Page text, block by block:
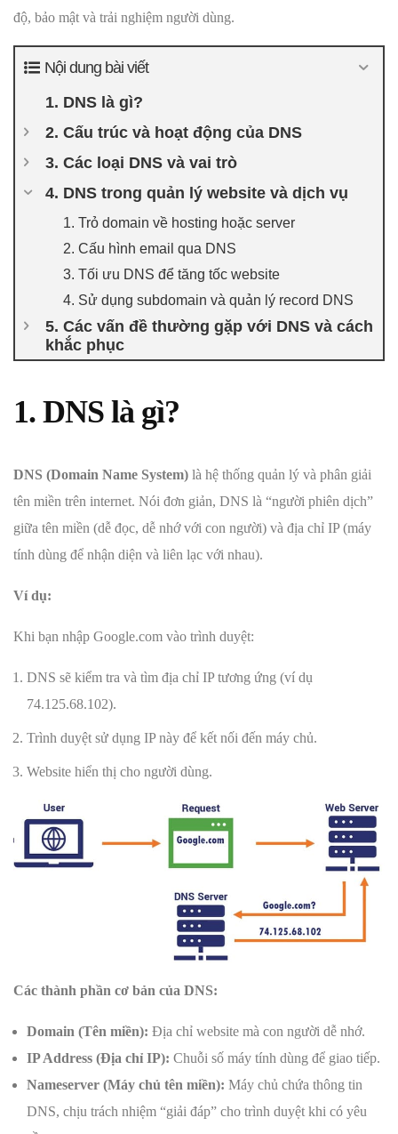
độ, bảo mật và trải nghiệm người dùng.
Nội dung bài viết
1. DNS là gì?
2. Cấu trúc và hoạt động của DNS
3. Các loại DNS và vai trò
4. DNS trong quản lý website và dịch vụ
1. Trỏ domain về hosting hoặc server
2. Cấu hình email qua DNS
3. Tối ưu DNS để tăng tốc website
4. Sử dụng subdomain và quản lý record DNS
5. Các vấn đề thường gặp với DNS và cách
khắc phục
1. DNS là gì?
DNS (Domain Name System) là hệ thống quản lý và phân giải
tên miền trên internet. Nói đơn giản, DNS là “người phiên dịch”
giữa tên miền (dễ đọc, dễ nhớ với con người) và địa chỉ IP (máy
tính dùng để nhận diện và liên lạc với nhau).
Ví dụ:
Khi bạn nhập Google.com vào trình duyệt:
DNS sẽ kiểm tra và tìm địa chỉ IP tương ứng (ví dụ
74.125.68.102).
Trình duyệt sử dụng IP này để kết nối đến máy chủ.
Website hiển thị cho người dùng.
Các thành phần cơ bản của DNS:
Domain (Tên miền): Địa chỉ website mà con người dễ nhớ.
IP Address (Địa chỉ IP): Chuỗi số máy tính dùng để giao tiếp.
Nameserver (Máy chủ tên miền): Máy chủ chứa thông tin
DNS, chịu trách nhiệm “giải đáp” cho trình duyệt khi có yêu